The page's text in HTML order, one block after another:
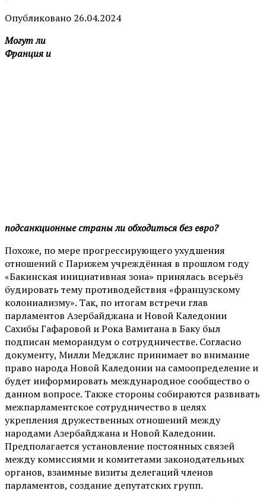
Опубликовано 26.04.2024
Могут ли
Франция и
подсанкционные страны ли обходиться без евро?
Похоже, по мере прогрессирующего ухудшения
отношений с Парижем учреждённая в прошлом году
«Бакинская инициативная зона» принялась всерьёз
будировать тему противодействия «французскому
колониализму». Так, по итогам встречи глав
парламентов Азербайджана и Новой Каледонии
Сахибы Гафаровой и Рока Вамитана в Баку был
подписан меморандум о сотрудничестве. Согласно
документу, Милли Меджлис принимает во внимание
право народа Новой Каледонии на самоопределение и
будет информировать международное сообщество о
данном вопросе. Также стороны собираются развивать
межпарламентское сотрудничество в целях
укрепления дружественных отношений между
народами Азербайджана и Новой Каледонии.
Предполагается установление постоянных связей
между комиссиями и комитетами законодательных
органов, взаимные визиты делегаций членов
парламентов, создание депутатских групп.